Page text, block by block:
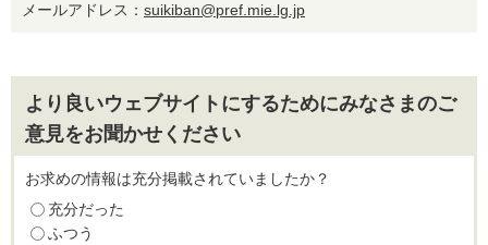
メールアドレス： suikiban@pref.mie.lg.jp
より良いウェブサイトにするためにみなさまのご
意見をお聞かせください
お求めの情報は充分掲載されていましたか？
充分だった
ふつう